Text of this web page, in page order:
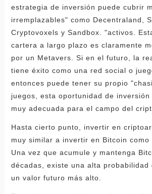
estrategia de inversión puede cubrir
irremplazables" como Decentraland,
Cryptovoxels y Sandbox. "activos.
cartera a largo plazo es claramente
por un Metavers. Si en el futuro, la
tiene éxito como una red social o
entonces puede tener su propio
juegos, esta oportunidad de
muy adecuada para el campo del
Hasta cierto punto, invertir en
muy similar a invertir en Bitcoin como
Una vez que acumule y mantenga
décadas, existe una alta probabilidad
un valor futuro más alto.